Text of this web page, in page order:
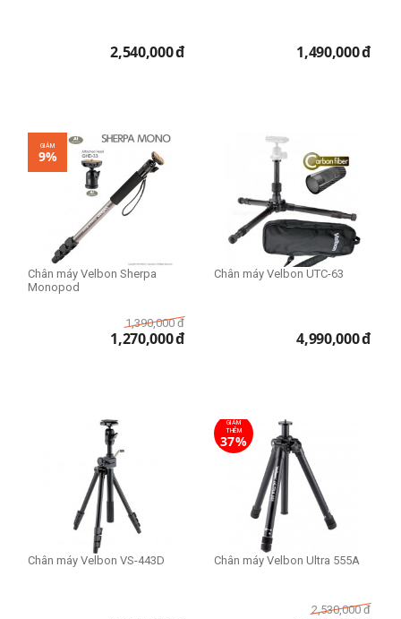
2,540,000đ 1,490,000đ
GIẢM
9%
Chân máy Velbon Sherpa
Monopod
1,390,000 đ
1,270,000đ
Chân máy Velbon UTC-63
4,990,000đ
Chân máy Velbon VS-443D
GIẢM
THÊM
37%
Chân máy Velbon Ultra 555A
2,530,000 đ